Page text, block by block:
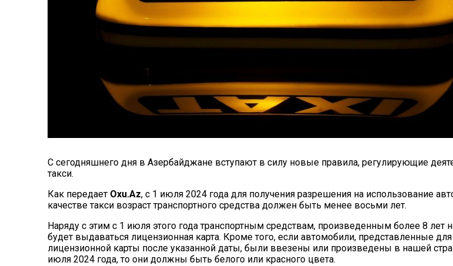
С сегодняшнего дня в Азербайджане вступают в силу новые правила, регулирующие
такси.
Как передает Oxu.Az, с 1 июля 2024 года для получения разрешения на использование
качестве такси возраст транспортного средства должен быть менее восьми лет.
Наряду с этим с 1 июля этого года транспортным средствам, произведенным более 8 лет
будет выдаваться лицензионная карта. Кроме того, если автомобили, представленные
лицензионной карты после указанной даты, были ввезены или произведены в нашей
июля 2024 года, то они должны быть белого или красного цвета.